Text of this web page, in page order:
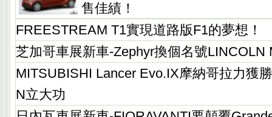
售佳績！
FREESTREAM T1實現道路版F1的夢想！
芝加哥車展新車-Zephyr換個名號LINCOLN
MITSUBISHI Lancer Evo.IX摩納哥拉力獲
N立大功